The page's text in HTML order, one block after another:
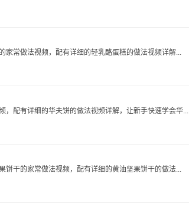
家常做法视频，配有详细的轻乳酪蛋糕的做法视频详解...
配有详细的华夫饼的做法视频详解，让新手快速学会华...
饼干的家常做法视频，配有详细的黄油坚果饼干的做法...